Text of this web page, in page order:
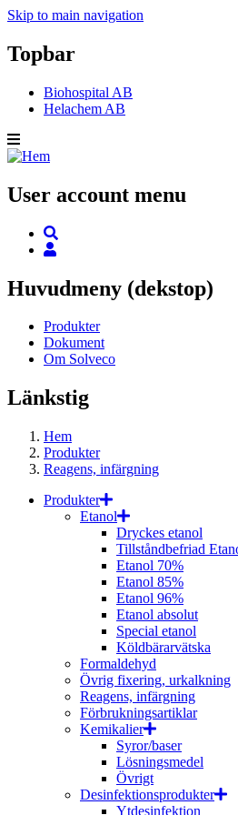
Skip to main navigation
Topbar
Biohospital AB
Helachem AB
User account menu
Huvudmeny (dekstop)
Produkter
Dokument
Om Solveco
Länkstig
Hem
Produkter
Reagens, infärgning
Produkter
Etanol
Dryckes etanol
Tillståndbefriad
Etanol 70%
Etanol 85%
Etanol 96%
Etanol absolut
Special etanol
Köldbärarvätska
Formaldehyd
Övrig fixering, urkalkning
Reagens, infärgning
Förbrukningsartiklar
Kemikalier
Syror/baser
Lösningsmedel
Övrigt
Desinfektionsprodukter
Ytdesinfektion